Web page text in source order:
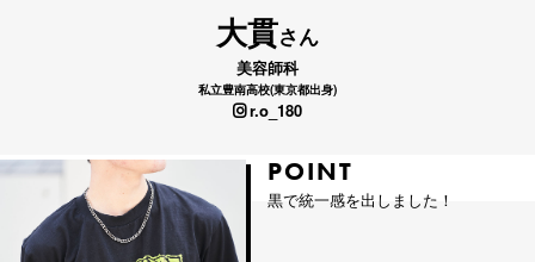
大貫さん
美容師科
私立豊南高校(東京都出身)
r.o_180
POINT
POINT
黒で統一感を出しました！